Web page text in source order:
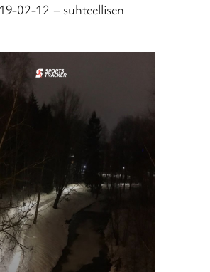
02-12 – suhteellisen